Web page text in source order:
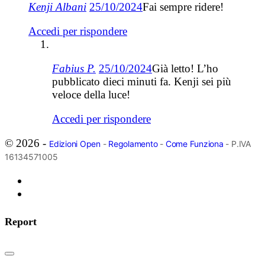
Kenji Albani 25/10/2024Fai sempre ridere!
Accedi per rispondere
Fabius P. 25/10/2024Già letto! L’ho
pubblicato dieci minuti fa. Kenji sei più
veloce della luce!
Accedi per rispondere
© 2026 - Edizioni Open- Regolamento- Come Funziona - P.IVA
16134571005
Report